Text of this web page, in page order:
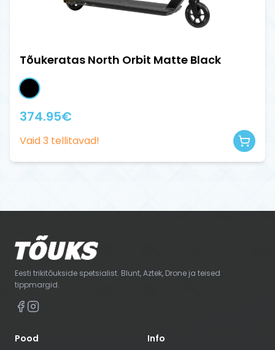
Tõukeratas North Orbit Matte Black
374.95€
Vaid3 tellitavad!
Eesti trikitõukside spetsialist. Blunt, Aztek, Drone ja teised
tippmargid.
Pood Info